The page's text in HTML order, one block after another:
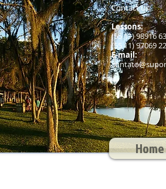
Contact us:
Lessons:
(55 11) 98916
(55 11) 97069
E-mail:
Home